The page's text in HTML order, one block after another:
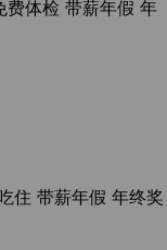
费体检 带薪年假 年
住 带薪年假 年终奖